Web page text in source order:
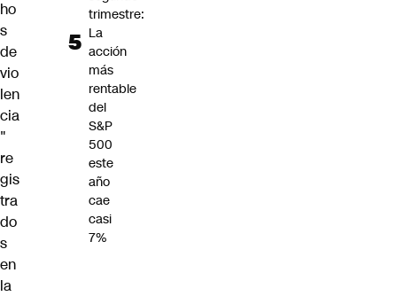
ho
s
de
vio
len
cia
"
re
gis
tra
do
s
en
la
trimestre:
La
acción
más
rentable
del
S&P
500
este
año
cae
casi
7%